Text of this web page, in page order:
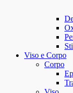
Viso e Corpo
Corpo